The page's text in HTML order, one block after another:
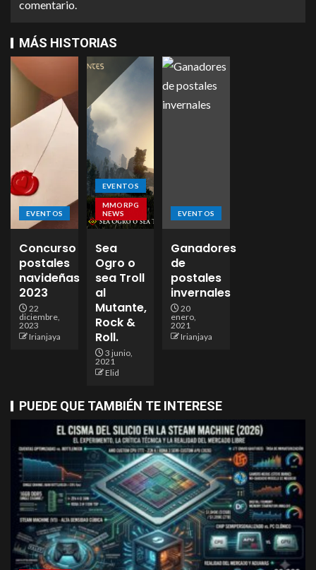
comentario.
MÁS HISTORIAS
EVENTOS
Concurso
postales
navideñas
2023
22
diciembre,
2023
Irianjaya
EVENTOS
MMORPG
NEWS
Sea
Ogro o
sea Troll
al
Mutante,
Rock &
Roll.
3 junio,
2021
Elid
EVENTOS
Ganadores
de
postales
invernales
20
enero,
2021
Irianjaya
PUEDE QUE TAMBIÉN TE INTERESE